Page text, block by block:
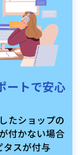
ートで安心
たショップの
付かない場合
タスが付与